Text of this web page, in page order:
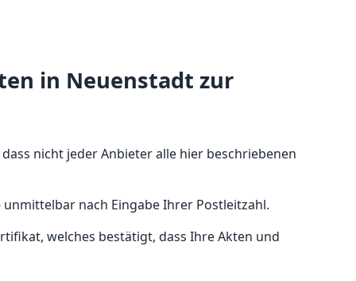
in Neuenstadt zur
nicht jeder Anbieter alle hier beschriebenen
nach Eingabe Ihrer Postleitzahl.
welches bestätigt, dass Ihre Akten und